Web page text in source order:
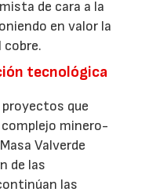
de cara a la
en valor la
cobre.
tecnológica
que
minero-
Valverde
de las
las